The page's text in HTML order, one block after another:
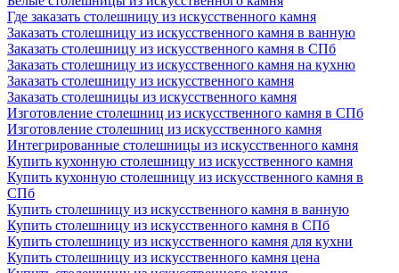
Где заказать столешницу из искусственного камня
Заказать столешницу из искусственного камня в ванную
Заказать столешницу из искусственного камня в СПб
Заказать столешницу из искусственного камня на кухню
Заказать столешницу из искусственного камня
Заказать столешницы из искусственного камня
Изготовление столешниц из искусственного камня в СПб
Изготовление столешниц из искусственного камня
Интегрированные столешницы из искусственного камня
Купить кухонную столешницу из искусственного камня
Купить кухонную столешницу из искусственного камня в
СПб
Купить столешницу из искусственного камня в ванную
Купить столешницу из искусственного камня в СПб
Купить столешницу из искусственного камня для кухни
Купить столешницу из искусственного камня цена